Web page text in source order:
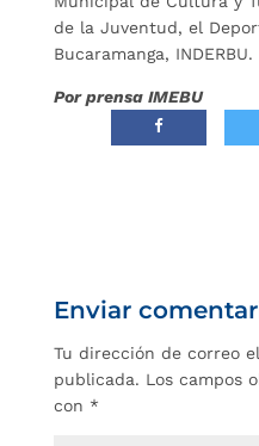
de la Juventud, el
Bucaramanga, INDERBU.
Por prensa IMEBU
Enviar
Tu dirección de correo
publicada. Los campos
con *